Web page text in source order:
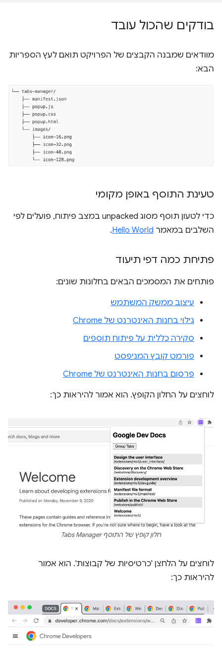
בודקים שהכול עובד
מוודאים שמבנה הקבצים של הפרויקט תואם לעץ הספריות
הבא:
טעינת התוסף באופן מקומי
כדי לטעון תוסף מסוג unpacked במצב פיתוח, פועלים לפי
השלבים במאמר Hello World
.
פתיחת כמה דפי תיעוד
פותחים את המסמכים הבאים בחלונות שונים:
עיצוב ממשק המשתמש
גילוי בחנות האינטרנט של Chrome
סקירה כללית על פיתוח תוספים
פורמט קובץ המניפסט
פרסום בחנות האינטרנט של Chrome
לוחצים על החלון הקופץ. הוא אמור להיראות כך:
חלון קופץ של התוסף Tabs Manager
לוחצים על הלחצן 'כרטיסיות של קבוצות'. הוא אמור
להיראות כך: